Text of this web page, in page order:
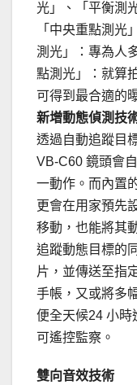
光」、「平衡測
「中央重點測光
測光」：專為人
點測光」：就算
可得到最合適的
新增動態偵測技
透過自動追蹤目
VB-C60 鏡頭會
一動作。而內置
更會在用家預先
移動，也能將其
追蹤動態目標的
片，並傳送至指
手帳，又或將多
便全天候24 小時
可遙控監察。
雙向音效技術